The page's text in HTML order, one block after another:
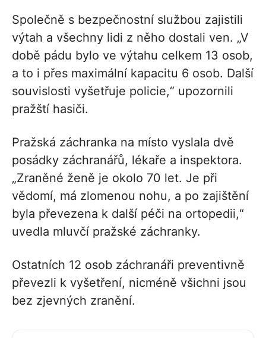
Společně s bezpečnostní službou zajistili
výtah a všechny lidi z něho dostali ven. „V
době pádu bylo ve výtahu celkem 13 osob,
a to i přes maximální kapacitu 6 osob. Další
souvislosti vyšetřuje policie,“ upozornili
pražští hasiči.
Pražská záchranka na místo vyslala dvě
posádky záchranářů, lékaře a inspektora.
„Zraněné ženě je okolo 70 let. Je při
vědomí, má zlomenou nohu, a po zajištění
byla převezena k další péči na ortopedii,“
uvedla mluvčí pražské záchranky.
Ostatních 12 osob záchranáři preventivně
převezli k vyšetření, nicméně všichni jsou
bez zjevných zranění.